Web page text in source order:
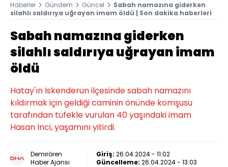
Haberler Gündem Güncel
Sabah namazına giderken
silahlı saldırıya uğrayan imam öldü | Son dakika haberleri
Sabah namazına giderken
silahlı saldırıya uğrayan imam
öldü
Hatay'ın İskenderun ilçesinde sabah namazını
kıldırmak için geldiği caminin önünde komşusu
tarafından tüfekle vurulan 40 yaşındaki imam
Hasan İnci, yaşamını yitirdi.
Demirören
Haber Ajansı
Giriş: 26.04.2024 - 11:02
Güncelleme: 26.04.2024 - 13:03